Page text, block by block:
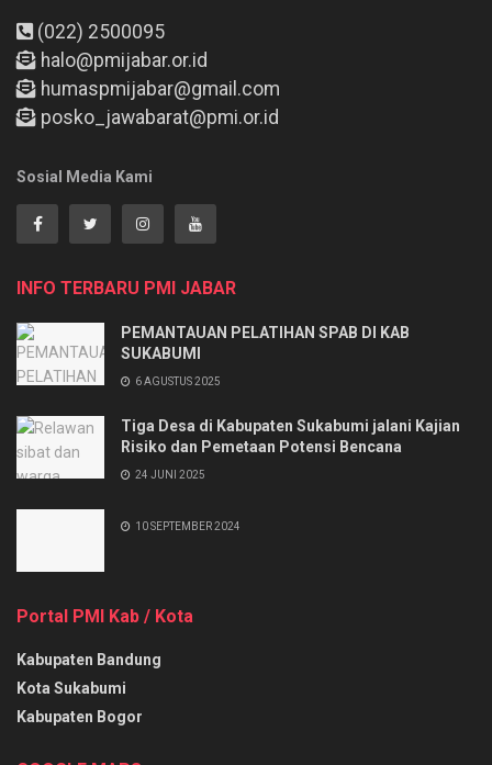
(022) 2500095
halo@pmijabar.or.id
humaspmijabar@gmail.com
posko_jawabarat@pmi.or.id
Sosial Media Kami
INFO TERBARU PMI JABAR
PEMANTAUAN PELATIHAN SPAB DI KAB
SUKABUMI
6 AGUSTUS 2025
Tiga Desa di Kabupaten Sukabumi jalani Kajian
Risiko dan Pemetaan Potensi Bencana
24 JUNI 2025
10 SEPTEMBER 2024
Portal PMI Kab / Kota
Kabupaten Bandung
Kota Sukabumi
Kabupaten Bogor